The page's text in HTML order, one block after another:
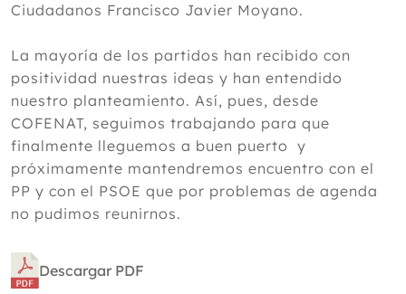
Ciudadanos Francisco Javier Moyano.
La mayoría de los partidos han recibido con
positividad nuestras ideas y han entendido
nuestro planteamiento. Así, pues, desde
COFENAT, seguimos trabajando para que
finalmente lleguemos a buen puerto y
próximamente mantendremos encuentro con el
PP y con el PSOE que por problemas de agenda
no pudimos reunirnos.
Descargar PDF